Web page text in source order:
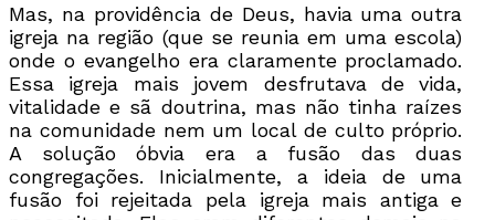
Mas, na providência de Deus, havia uma outra
igreja na região (que se reunia em uma escola)
onde o evangelho era claramente proclamado.
Essa igreja mais jovem desfrutava de vida,
vitalidade e sã doutrina, mas não tinha raízes
na comunidade nem um local de culto próprio.
A solução óbvia era a fusão das duas
congregações. Inicialmente, a ideia de uma
fusão foi rejeitada pela igreja mais antiga e